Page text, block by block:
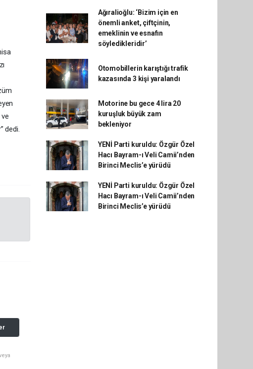
dedi.
Ağıralioğlu: ‘Bizim için en
önemli anket, çiftçinin,
emeklinin ve esnafın
söyledikleridir’
Otomobillerin karıştığı trafik
kazasında 3 kişi yaralandı
Motorine bu gece 4 lira 20
kuruşluk büyük zam
bekleniyor
YENİ Parti kuruldu: Özgür Özel
Hacı Bayram-ı Veli Camii’nden
Birinci Meclis’e yürüdü
YENİ Parti kuruldu: Özgür Özel
Hacı Bayram-ı Veli Camii’nden
Birinci Meclis’e yürüdü